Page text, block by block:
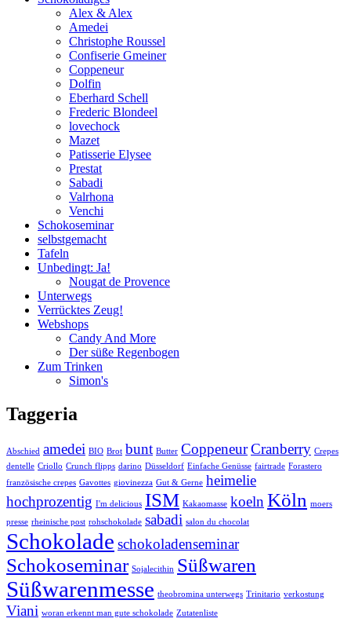
Alex & Alex
Amedei
Christophe Roussel
Confiserie Gmeiner
Coppeneur
Dolfin
Eberhard Schell
Frederic Blondeel
lovechock
Mazet
Patisserie Elysee
Prestat
Sabadi
Valrhona
Venchi
Schokoseminar
selbstgemacht
Tafeln
Unbedingt: Ja!
Nougat de Provence
Unterwegs
Verrücktes Zeug!
Webshops
Candy And More
Der süße Regenbogen
Zum Trinken
Simon's
Taggeria
Abschied amedei BIO Brot bunt Butter CoppeneurCranberry Crepes
dentelle Criollo Crunch flipps darino Düsseldorf Einfache Genüsse fairtrade Forastero
französische crepes Gavottes giovinezza Gut & Gerne heimelie
hochprozentig I'm delicious ISM Kakaomasse koeln Köln moers
presse rheinische post rohschokolade sabadi salon du chocolat
Schokolade schokoladenseminar
Schokoseminar Sojalecithin Süßwaren
Süßwarenmesse theobromina unterwegs Trinitario verkostung
Viani woran erkennt man gute schokolade Zutatenliste